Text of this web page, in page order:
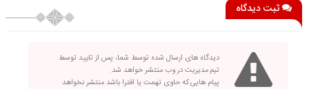
ثبت دیدگاه
دیدگاه های ارسال شده توسط شما، پس از تایید توسط
تیم مدیریت در وب منتشر خواهد شد.
پیام هایی که حاوی تهمت یا افترا باشد منتشر نخواهد